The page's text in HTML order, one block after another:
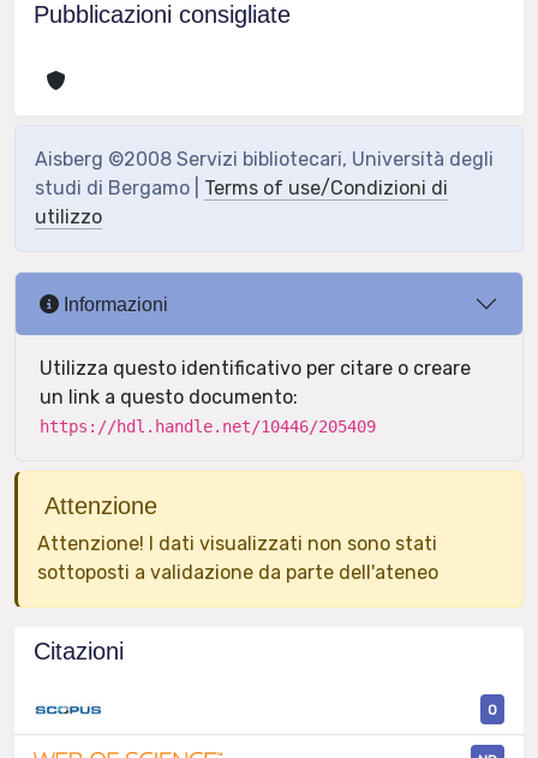
Pubblicazioni consigliate
Aisberg ©2008 Servizi bibliotecari, Università degli
studi di Bergamo | Terms of use/Condizioni di
utilizzo
Informazioni
Utilizza questo identificativo per citare o creare
un link a questo documento:
https://hdl.handle.net/10446/205409
Attenzione
Attenzione! I dati visualizzati non sono stati
sottoposti a validazione da parte dell'ateneo
Citazioni
0